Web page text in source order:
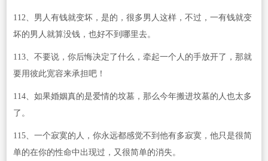
112、男人有钱就变坏，是的，很多男人这样，不过，一有钱就变
坏的男人就算没钱，也好不到哪里去。
113、不要说，你后悔决定了什么，牵起一个人的手放开了，那就
要用彼此宽容来承担吧！
114、如果婚姻真的是爱情的坟墓，那么今年搬进坟墓的人也太多
了。
115、一个寂寞的人，你永远都感觉不到他有多寂寞，他只是很简
单的在你的性命中出现过，又很简单的消失。